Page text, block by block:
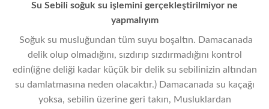
Su Sebili soğuk su işlemini gerçekleştirilmiyor ne
yapmalıyım
Soğuk su musluğundan tüm suyu boşaltın. Damacanada
delik olup olmadığını, sızdırıp sızdırmadığını kontrol
edin(iğne deliği kadar küçük bir delik su sebilinizin altından
su damlatmasına neden olacaktır.) Damacanada su kaçağı
yoksa, sebilin üzerine geri takın, Musluklardan